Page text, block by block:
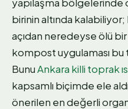
birinin altında
açıdan neredeyse ölü bir
kompost uygulaması
BunuAnkara killi toprak
kapsamlı biçimde ele
önerilen en değerli